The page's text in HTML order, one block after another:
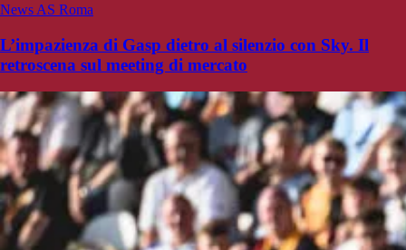
News AS Roma
L’impazienza di Gasp dietro al silenzio con Sky. Il
retroscena sul meeting di mercato